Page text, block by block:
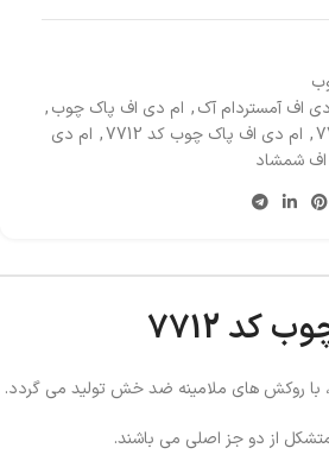
اف آمستردام آک, ام دی اف پاک چوب,
, ام دی اف پاک چوب کد 7712 , ام دی
اف شمشاد
7712
از دو جز اصلی می باشند.